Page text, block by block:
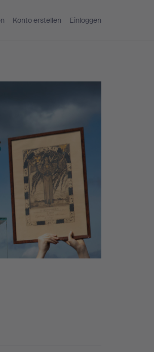
Konto erstellen Einloggen